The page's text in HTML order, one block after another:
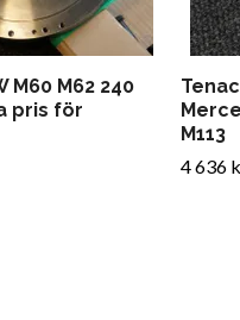
M60 M62 240
pris för
M113
4 636